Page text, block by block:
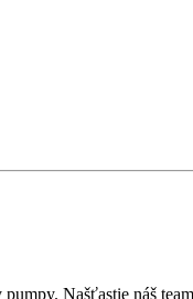
Našťastie náš